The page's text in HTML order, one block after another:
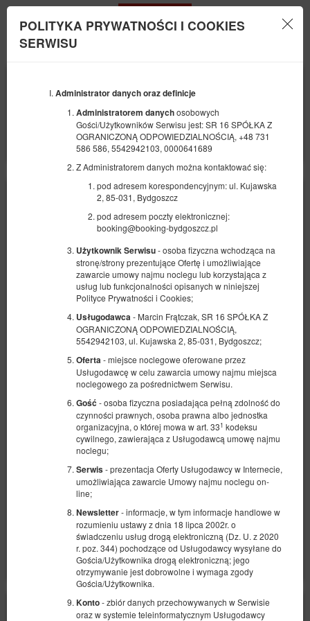
POLITYKA PRYWATNOŚCI I COOKIES
SERWISU
Administrator danych oraz definicje
Administratorem danychosobowych
Gości/Użytkowników Serwisu jest: SR 16 SPÓŁKA Z
OGRANICZONĄ ODPOWIEDZIALNOŚCIĄ, +48 731
586 586, 5542942103, 0000641689
Z Administratorem danych można kontaktować się:
pod adresem korespondencyjnym: ul. Kujawska
2, 85-031, Bydgoszcz
pod adresem poczty elektronicznej:
booking@booking-bydgoszcz.pl
Użytkownik Serwisu- osoba fizyczna wchodząca na
stronę/strony prezentujące Ofertę i umożliwiające
zawarcie umowy najmu noclegu lub korzystająca z
usług lub funkcjonalności opisanych w niniejszej
Polityce Prywatności i Cookies;
Usługodawca - Marcin Frątczak, SR 16 SPÓŁKA Z
OGRANICZONĄ ODPOWIEDZIALNOŚCIĄ,
5542942103, ul. Kujawska 2, 85-031, Bydgoszcz;
Oferta - miejsce noclegowe oferowane przez
Usługodawcę w celu zawarcia umowy najmu miejsca
noclegowego za pośrednictwem Serwisu.
Gość - osoba fizyczna posiadająca pełną zdolność do
czynności prawnych, osoba prawna albo jednostka
organizacyjna, o której mowa w art. 331 kodeksu
cywilnego, zawierająca z Usługodawcą umowę najmu
noclegu;
Serwis - prezentacja Oferty Usługodawcy w Internecie,
umożliwiająca zawarcie Umowy najmu noclegu on-
line;
Newsletter- informacje, w tym informacje handlowe w
rozumieniu ustawy z dnia 18 lipca 2002r. o
świadczeniu usług drogą elektroniczną (Dz. U. z 2020
r. poz. 344) pochodzące od Usługodawcy wysyłane do
Gościa/Użytkownika drogą elektroniczną; jego
otrzymywanie jest dobrowolne i wymaga zgody
Gościa/Użytkownika.
Konto- zbiór danych przechowywanych w Serwisie
oraz w systemie teleinformatycznym Usługodawcy
SIERPNIA
09
SIERPNIA
FILTRY
Apartament Plac Weyssenhoffa 9/2
pow. 35,00 m2
1 sypialnia
1 bardzo duże łóżko podwójne (King)
2 osoby / 1 noc
Parking Plac Weyssenhoffa 9
Udostępnij
Szczegóły
Pokaż oferty